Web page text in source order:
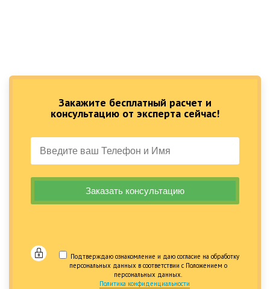
Закажите бесплатный расчет и
консультацию от эксперта сейчас!
Подтверждаю ознакомление и даю согласие на обработку
персональных данных в соответствии с Положением о
персональных данных.
Политика конфиденциальности